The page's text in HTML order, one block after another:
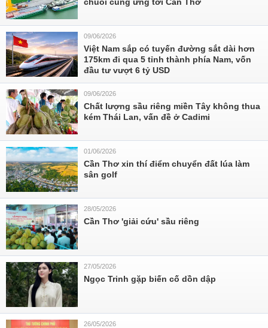
09/06/2026
Việt Nam sắp có tuyến đường sắt dài hơn
175km đi qua 5 tỉnh thành phía Nam, vốn
đầu tư vượt 6 tỷ USD
09/06/2026
Chất lượng sầu riêng miền Tây không thua
kém Thái Lan, vấn đề ở Cadimi
01/06/2026
Cần Thơ xin thí điểm chuyển đất lúa làm
sân golf
28/05/2026
Cần Thơ 'giải cứu' sầu riêng
27/05/2026
Ngọc Trinh gặp biến cố dồn dập
26/05/2026